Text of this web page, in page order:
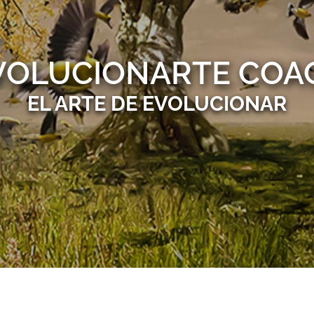
EL ARTE DE EVOLUCIONAR